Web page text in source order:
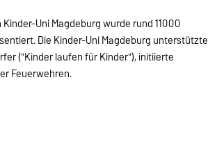
Uni Magdeburg wurde rund 11000
Die Kinder-Uni Magdeburg unterstützte
("Kinder laufen für Kinder"), initiierte
Feuerwehren.